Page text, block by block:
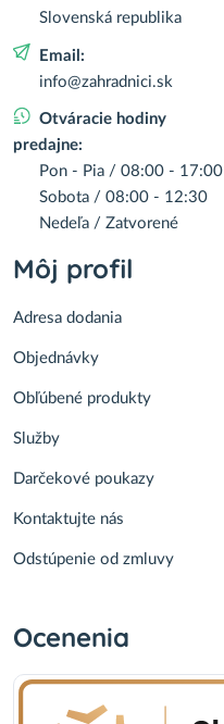
Slovenská republika
Email:
info@zahradnici.sk
Otváracie hodiny
predajne:
Pon - Pia / 08:00 - 17:00
Sobota / 08:00 - 12:30
Nedeľa / Zatvorené
Môj profil
Adresa dodania
Objednávky
Obľúbené produkty
Služby
Darčekové poukazy
Kontaktujte nás
Odstúpenie od zmluvy
Ocenenia